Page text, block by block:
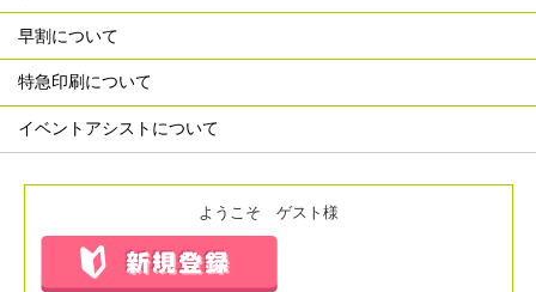
早割について
特急印刷について
イベントアシストについて
ようこそ ゲスト様